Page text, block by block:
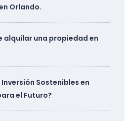
Orlando.
alquilar una propiedad en
Sostenibles en
el Futuro?